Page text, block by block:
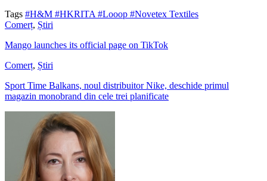
Tags #H&M #HKRITA #Looop #Novetex Textiles
Comerț, Știri
Mango launches its official page on TikTok
Comerț, Știri
Sport Time Balkans, noul distribuitor Nike, deschide primul
magazin monobrand din cele trei planificate